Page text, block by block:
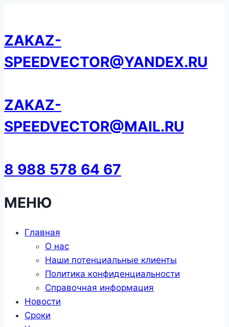
содержанию
ZAKAZ-
SPEEDVECTOR@YANDEX.RU
ZAKAZ-
SPEEDVECTOR@MAIL.RU
8 988 578 64 67
МЕНЮ
Главная
О нас
Наши потенциальные клиенты
Политика конфиденциальности
Справочная информация
Новости
Сроки